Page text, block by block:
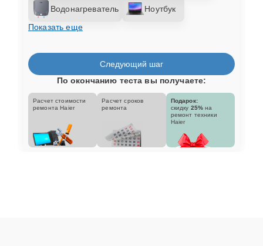
Водонагреватель
Ноутбук
Показать еще
Следующий шаг
По окончанию теста вы получаете:
Расчет стоимости
ремонта Haier
Расчет сроков
ремонта
Подарок:
скидку 25% на
ремонт техники
Haier